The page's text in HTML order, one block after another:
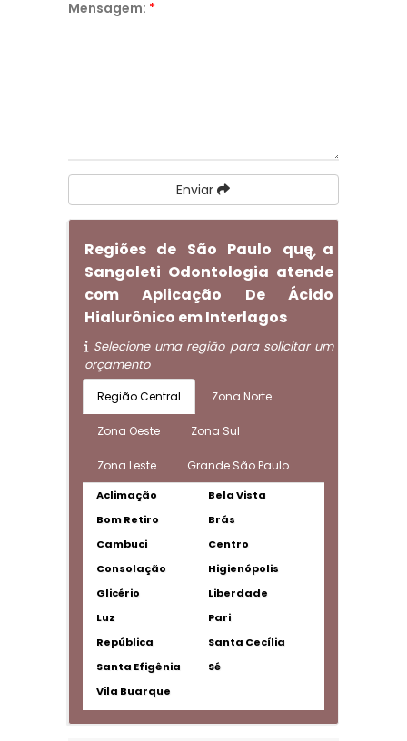
Mensagem: *
Enviar
Regiões de São Paulo que a
Sangoleti Odontologia atende
com Aplicação De Ácido
Hialurônico em Interlagos
Selecione uma região para solicitar um
orçamento
Região Central Zona Norte
Zona Oeste Zona Sul
Zona Leste Grande São Paulo
Aclimação
Bela Vista
Bom Retiro
Brás
Cambuci
Centro
Consolação
Higienópolis
Glicério
Liberdade
Luz
Pari
República
Santa Cecília
Santa Efigênia
Sé
Vila Buarque